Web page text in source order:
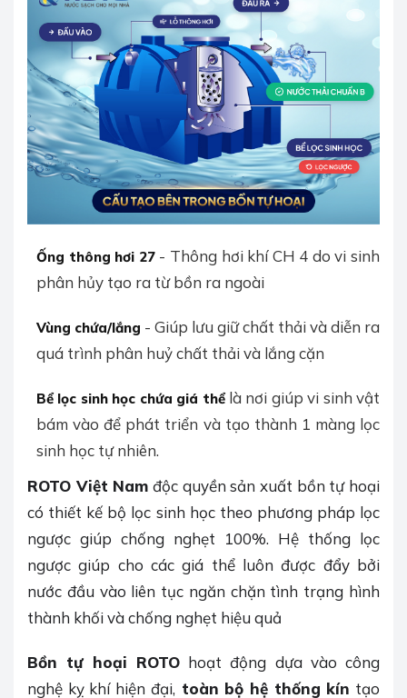
Ống thông hơi 27- Thông hơi khí CH 4 do vi sinh
phân hủy tạo ra từ bồn ra ngoài
Vùng chứa/lắng - Giúp lưu giữ chất thải và diễn ra
quá trình phân huỷ chất thải và lắng cặn
Bể lọc sinh học chứa giá thểlà nơi giúp vi sinh vật
bám vào để phát triển và tạo thành 1 màng lọc
sinh học tự nhiên.
ROTO Việt Nam độc quyền sản xuất bồn tự hoại
có thiết kế bộ lọc sinh học theo phương pháp lọc
ngược giúp chống nghẹt 100%. Hệ thống lọc
ngược giúp cho các giá thể luôn được đẩy bởi
nước đầu vào liên tục ngăn chặn tình trạng hình
thành khối và chống nghẹt hiệu quả
Bồn tự hoại ROTOhoạt động dựa vào công
nghệ kỵ khí hiện đại, toàn bộ hệ thống kín tạo